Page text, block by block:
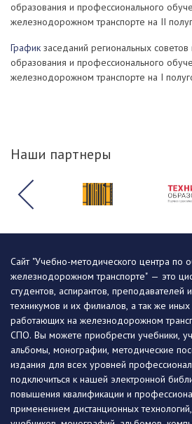
образования и профессионального
железнодорожном транспорте на ІІ
График заседаний региональных
образования и профессионального
железнодорожном транспорте на І
Наши партнеры
Сайт "Учебно-методического центра по
железнодорожном транспорте" — это
студентов, аспирантов, преподавателей
техникумов и их филиалов, а так же иных
работающих на железнодорожном
СПО. Вы можете приобрести учебники,
альбомы, монографии, методические
издания для всех уровней
подключиться к нашей электронной
повышения квалификации и
применением дистанционных